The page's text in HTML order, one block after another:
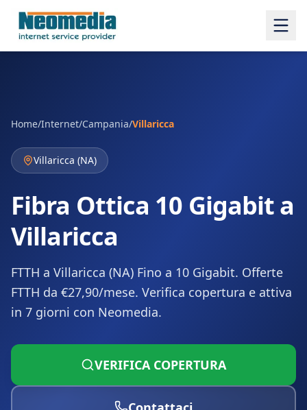
Home/Internet/Campania/Villaricca
Villaricca (NA)
Fibra Ottica 10 Gigabit a
Villaricca
FTTH a Villaricca (NA) Fino a 10 Gigabit. Offerte
FTTH da €27,90/mese. Verifica copertura e attiva
in 7 giorni con Neomedia.
VERIFICA COPERTURA